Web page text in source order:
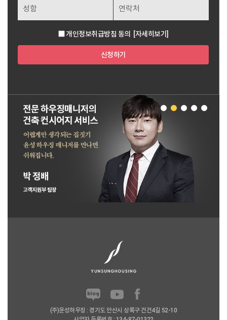
개인정보취급방침 동의 [자세히보기]
신청하기
(주)윤성하우징 : 경기도 안산시 상록구 건건4길 52-10